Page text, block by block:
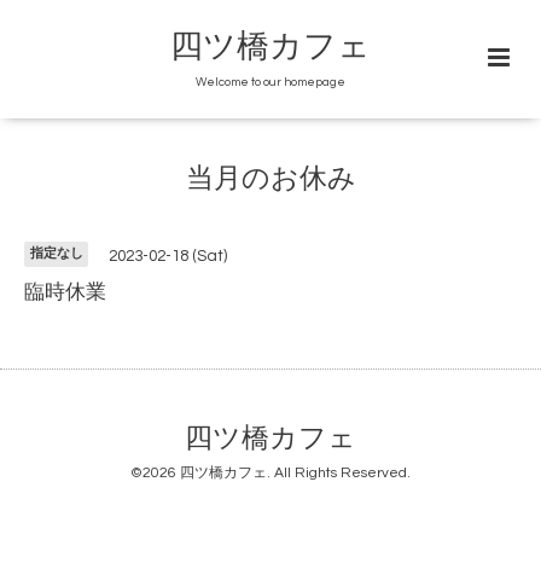
四ツ橋カフェ
Welcome to our homepage
当月のお休み
指定なし 2023-02-18 (Sat)
臨時休業
四ツ橋カフェ
©2026 四ツ橋カフェ. All Rights Reserved.